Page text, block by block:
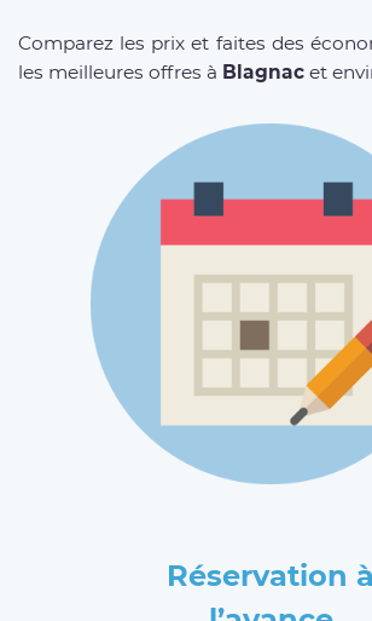
Comparez les prix et faites des
les meilleures offres à Blagnac et
Réservation à